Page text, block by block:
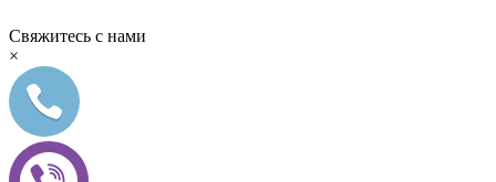
Свяжитесь с нами
×